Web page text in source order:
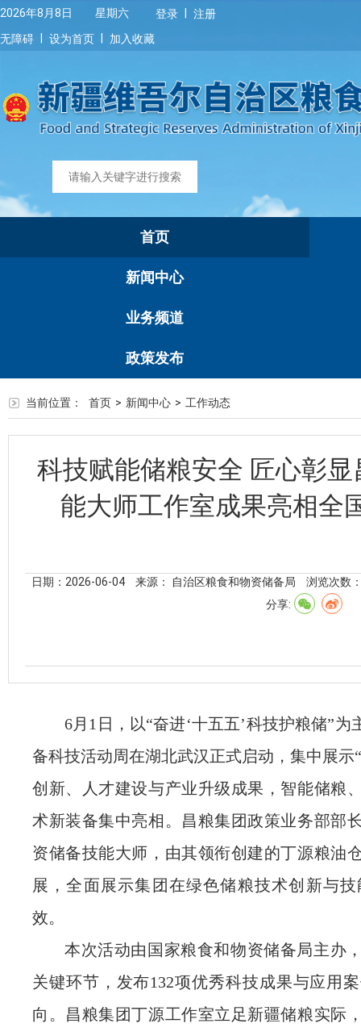
2026年8月8日 星期六 登录
注册
无障碍
设为首页 加入收藏
首页
新闻中心
业务频道
政策发布
当前位置： 首页 > 新闻中心 > 工作动态
科技赋能储粮安全 匠心彰
能大师工作室成果亮相全
日期：2026-06-04 来源： 自治区粮食和物资储备局
浏览次数
分享:
6月1日，以“奋进‘十五五’科技护粮储”为
备科技活动周在湖北武汉正式启动，集中展示
创新、人才建设与产业升级成果，智能储粮
术新装备集中亮相。昌粮集团政策业务部部
资储备技能大师，由其领衔创建的丁源粮油
展，全面展示集团在绿色储粮技术创新与
效。
本次活动由国家粮食和物资储备局主办
关键环节，发布132项优秀科技成果与应用
向。昌粮集团丁源工作室立足新疆储粮实际